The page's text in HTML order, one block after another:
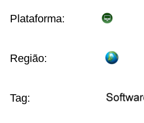
Plataforma:
Região:
Tag: